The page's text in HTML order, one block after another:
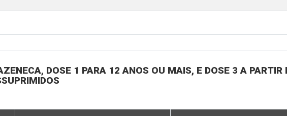
DOSE 1 PARA 12 ANOS OU MAIS, E DOSE 3 A PARTIR